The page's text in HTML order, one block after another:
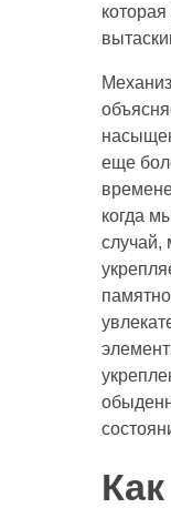
еще
когда
случай,